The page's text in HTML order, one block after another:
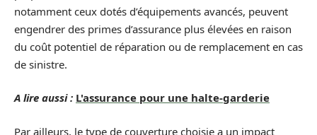
notamment ceux dotés d’équipements avancés, peuvent
engendrer des primes d’assurance plus élevées en raison
du coût potentiel de réparation ou de remplacement en cas
de sinistre.
A lire aussi : L'assurance pour une halte-garderie
Par ailleurs, le type de couverture choisie a un impact